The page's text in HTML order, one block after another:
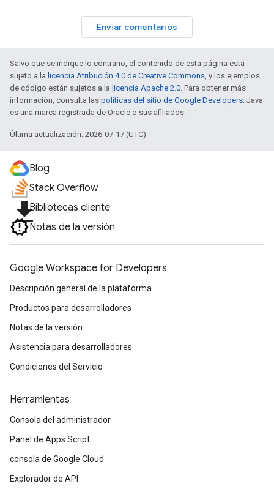
Enviar comentarios
Salvo que se indique lo contrario, el contenido de esta página está
sujeto a la licencia Atribución 4.0 de Creative Commons, y los ejemplos
de código están sujetos a la licencia Apache 2.0. Para obtener más
información, consulta las políticas del sitio de Google Developers. Java
es una marca registrada de Oracle o sus afiliados.
Última actualización: 2026-07-17 (UTC)
Blog
Stack Overflow
file_downloadBibliotecas cliente
Notas de la versión
Google Workspace for Developers
Descripción general de la plataforma
Productos para desarrolladores
Notas de la versión
Asistencia para desarrolladores
Condiciones del Servicio
Herramientas
Consola del administrador
Panel de Apps Script
consola de Google Cloud
Explorador de API